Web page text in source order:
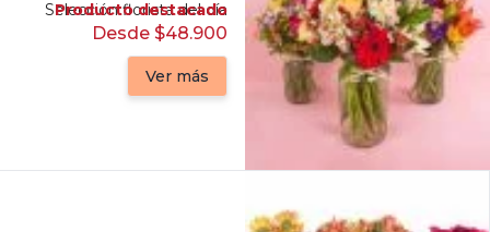
Producto destacado
Selección florista del día
Desde $48.900
Ver más